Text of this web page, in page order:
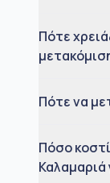
Πότε
Πότε να
Πόσο